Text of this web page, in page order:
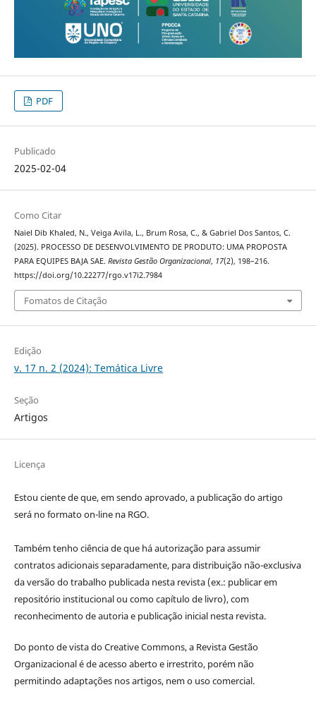
PDF
Publicado
2025-02-04
Como Citar
Naiel Dib Khaled, N., Veiga Avila, L., Brum Rosa, C., & Gabriel Dos Santos, C.
(2025). PROCESSO DE DESENVOLVIMENTO DE PRODUTO: UMA PROPOSTA
PARA EQUIPES BAJA SAE. Revista Gestão Organizacional, 17(2), 198–216.
https://doi.org/10.22277/rgo.v17i2.7984
Fomatos de Citação
Edição
v. 17 n. 2 (2024): Temática Livre
Seção
Artigos
Licença
Estou ciente de que, em sendo aprovado, a publicação do artigo
será no formato on-line na RGO.
Também tenho ciência de que há autorização para assumir
contratos adicionais separadamente, para distribuição não-exclusiva
da versão do trabalho publicada nesta revista (ex.: publicar em
repositório institucional ou como capítulo de livro), com
reconhecimento de autoria e publicação inicial nesta revista.
Do ponto de vista do Creative Commons, a Revista Gestão
Organizacional é de acesso aberto e irrestrito, porém não
permitindo adaptações nos artigos, nem o uso comercial.